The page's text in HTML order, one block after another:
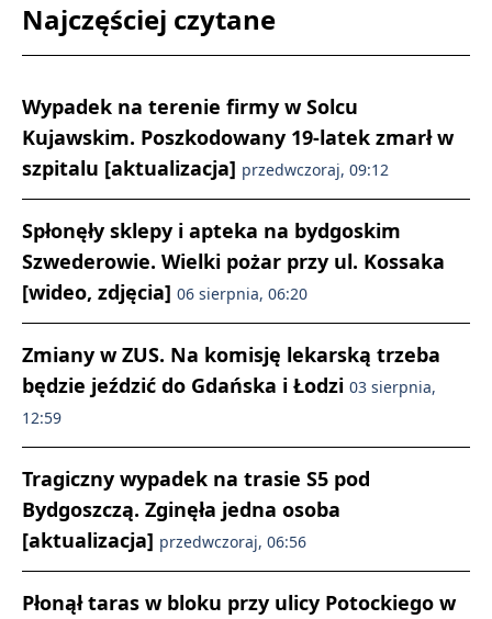
Najczęściej czytane
Wypadek na terenie firmy w Solcu
Kujawskim. Poszkodowany 19-latek zmarł w
szpitalu [aktualizacja] przedwczoraj, 09:12
Spłonęły sklepy i apteka na bydgoskim
Szwederowie. Wielki pożar przy ul. Kossaka
[wideo, zdjęcia] 06 sierpnia, 06:20
Zmiany w ZUS. Na komisję lekarską trzeba
będzie jeździć do Gdańska i Łodzi 03 sierpnia,
12:59
Tragiczny wypadek na trasie S5 pod
Bydgoszczą. Zginęła jedna osoba
[aktualizacja] przedwczoraj, 06:56
Płonął taras w bloku przy ulicy Potockiego w